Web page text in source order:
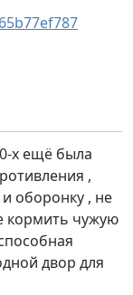
х ещё была
,
оборонку , не
кормить чужую
двор для